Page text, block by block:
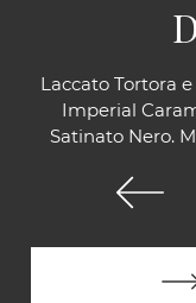
Laccato Tortora
Imperial
Satinato Nero.